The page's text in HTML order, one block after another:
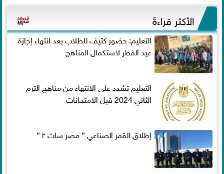
الأكثر قراءةً
التعليم: حضور كثيف للطلاب بعد انتهاء إجازة
عيد الفطر لاستكمال المناهج
التعليم تشدد على الانتهاء من مناهج الترم
الثاني 2024 قبل الامتحانات
إطلاق القمر الصناعي ” مصر سات ٢ ”